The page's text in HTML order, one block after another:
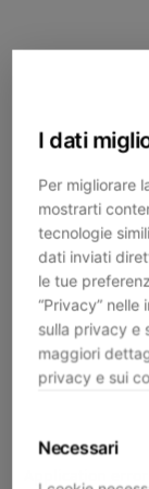
I dati
Per migliorare
mostrarti
tecnologie
dati inviati
le tue
“Privacy”
sulla privacy e
maggiori
privacy e sui
Necessari